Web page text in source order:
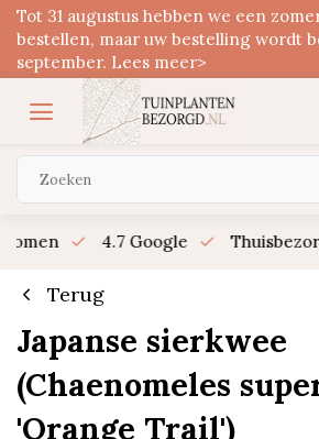
Tot 31 augustus hebben we een
bestellen, maar uw bestelling wordt
september. Lees meer>
4.7 Google
Terug
Japanse sierkwee
(Chaenomeles
'Orange Trail')